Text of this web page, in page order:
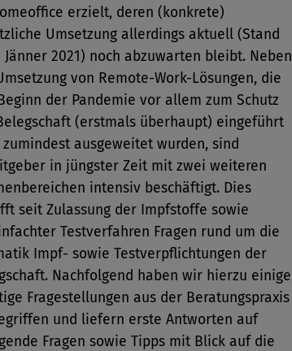
erzielt, deren (konkrete)
Umsetzung allerdings aktuell (Stand
Jänner 2021) noch abzuwarten bleibt. Neben
von Remote-Work-Lösungen, die
der Pandemie vor allem zum Schutz
(erstmals überhaupt) eingeführt
ausgeweitet wurden, sind
in jüngster Zeit mit zwei weiteren
intensiv beschäftigt. Dies
seit Zulassung der Impfstoffe sowie
Testverfahren Fragen rund um die
Impf- sowie Testverpflichtungen der
Nachfolgend haben wir hierzu einige
Fragestellungen aus der Beratungspraxis
und liefern erste Antworten auf
Fragen sowie Tipps mit Blick auf die